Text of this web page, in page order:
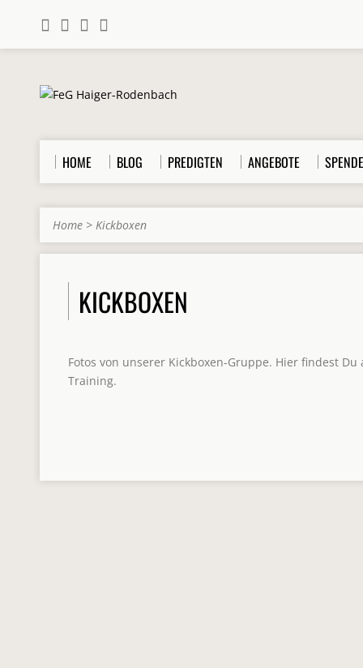
HOME BLOG PREDIGTEN ANGEBOTE
Home > Kickboxen
KICKBOXEN
Fotos von unserer Kickboxen-Gruppe. Hier findest
Training.